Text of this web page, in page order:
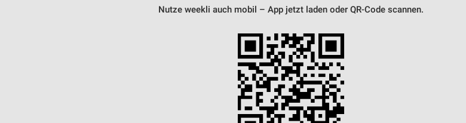
Nutze weekli auch mobil – App jetzt laden oder QR-Code scannen.
Geräte anhand von aktiv angeforderten Informationen identifizieren